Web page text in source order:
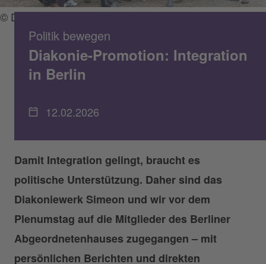
© DWBO
Politik bewegen
Diakonie-Promotion: Integration
in Berlin
12.02.2026
Damit Integration gelingt, braucht es
politische Unterstützung. Daher sind das
Diakoniewerk Simeon und wir vor dem
Plenumstag auf die Mitglieder des Berliner
Abgeordnetenhauses zugegangen – mit
persönlichen Berichten und direkten